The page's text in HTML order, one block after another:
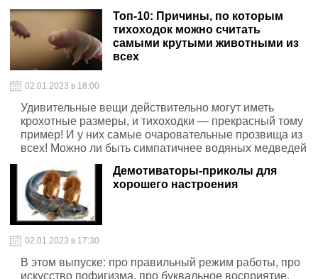
"фейспалм"
Топ-10: Причины, по которым
тихоходок можно считать
самыми крутыми животными из
всех
02.01.2023 в 18:00
Удивительные вещи действительно могут иметь
крохотные размеры, и тихоходки — прекрасный тому
пример! И у них самые очаровательные прозвища из
всех! Можно ли быть симпатичнее водяных медведей
или моховых поросят? И, возможно, не все сочтут их
прелестными... но эти крошечные ножки и мягкие
туловища
Демотиваторы-приколы для
хорошего настроения
02.01.2023 в 17:30
В этом выпуске: про правильный режим работы, про
искусство пофигизма, про буквальное восприятие,